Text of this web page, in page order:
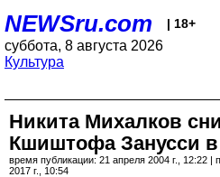
NEWSru.com | 18+
суббота, 8 августа 2026
Культура
Никита Михалков
Кшиштофа Занусси в
время публикации: 21 апреля 2004 г., 12:22 |
2017 г., 10:54